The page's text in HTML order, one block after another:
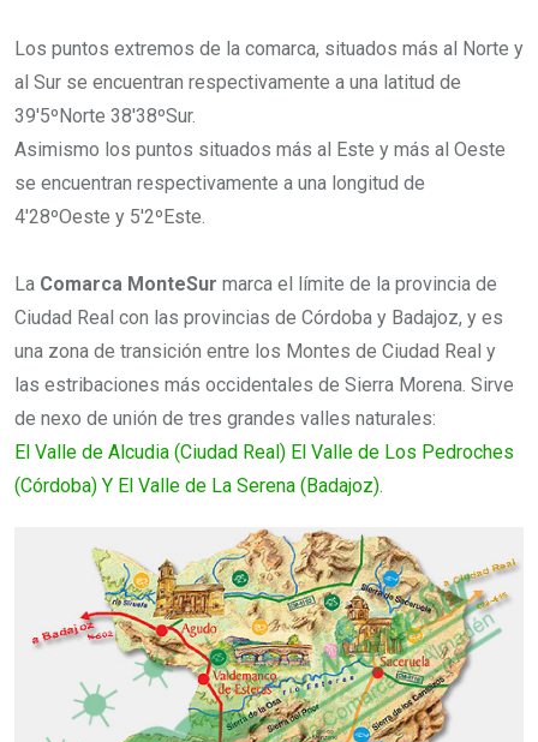
Los puntos extremos de la comarca, situados más al Norte y
al Sur se encuentran respectivamente a una latitud de
39'5ºNorte 38'38ºSur.
Asimismo los puntos situados más al Este y más al Oeste
se encuentran respectivamente a una longitud de
4'28ºOeste y 5'2ºEste.
La Comarca MonteSur marca el límite de la provincia de
Ciudad Real con las provincias de Córdoba y Badajoz, y es
una zona de transición entre los Montes de Ciudad Real y
las estribaciones más occidentales de Sierra Morena. Sirve
de nexo de unión de tres grandes valles naturales:
El Valle de Alcudia (Ciudad Real) El Valle de Los Pedroches
(Córdoba) Y El Valle de La Serena (Badajoz).